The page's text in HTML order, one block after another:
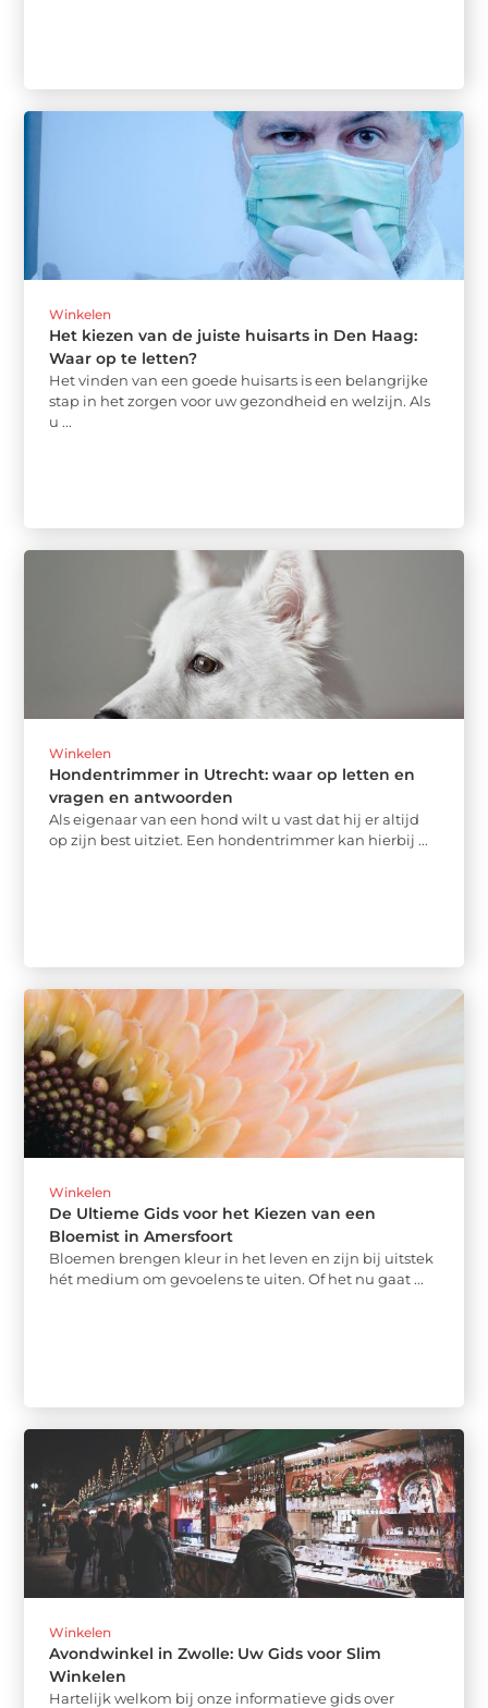
Winkelen
Het kiezen van de juiste huisarts in Den Haag:
Waar op te letten?
Het vinden van een goede huisarts is een belangrijke
stap in het zorgen voor uw gezondheid en welzijn. Als
u ...
Winkelen
Hondentrimmer in Utrecht: waar op letten en
vragen en antwoorden
Als eigenaar van een hond wilt u vast dat hij er altijd
op zijn best uitziet. Een hondentrimmer kan hierbij ...
Winkelen
De Ultieme Gids voor het Kiezen van een
Bloemist in Amersfoort
Bloemen brengen kleur in het leven en zijn bij uitstek
hét medium om gevoelens te uiten. Of het nu gaat ...
Winkelen
Avondwinkel in Zwolle: Uw Gids voor Slim
Winkelen
Hartelijk welkom bij onze informatieve gids over